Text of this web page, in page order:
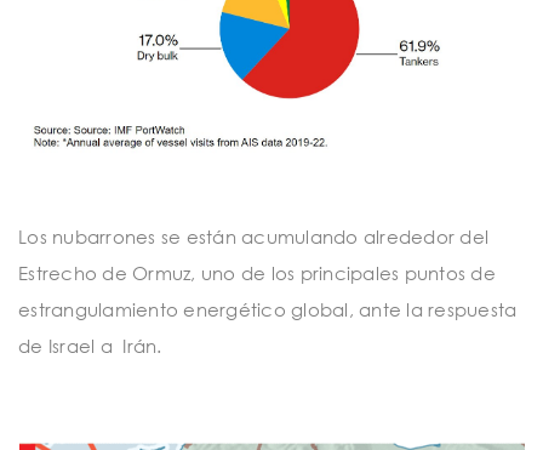
Los nubarrones se están acumulando alrededor del
Estrecho de Ormuz, uno de los principales puntos de
estrangulamiento energético global, ante la respuesta
de Israel a Irán.